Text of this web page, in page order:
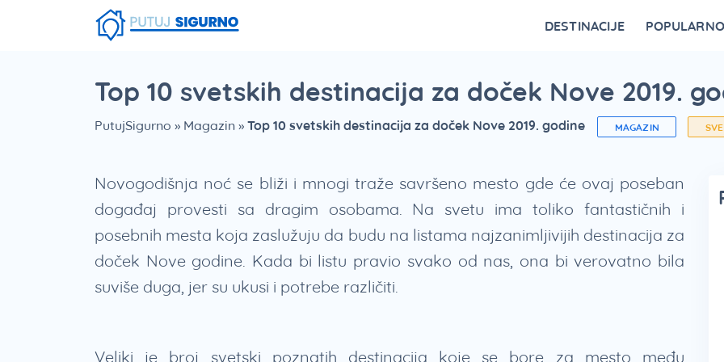
DESTINACIJE POPULARNO
Top 10 svetskih destinacija za doček Nove 2019.
PutujSigurno » Magazin » Top 10 svetskih destinacija za doček Nove 2019. godine MAGAZIN
Novogodišnja noć se bliži i mnogi traže savršeno mesto gde će ovaj poseban
događaj provesti sa dragim osobama. Na svetu ima toliko fantastičnih i
posebnih mesta koja zaslužuju da budu na listama najzanimljivijih destinacija za
doček Nove godine. Kada bi listu pravio svako od nas, ona bi verovatno bila
suviše duga, jer su ukusi i potrebe različiti.
Veliki je broj svetski poznatih destinacija koje se bore za mesto među